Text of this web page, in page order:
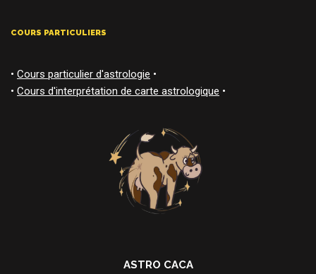
COURS PARTICULIERS
• Cours particulier d'astrologie •
• Cours d'interprétation de carte astrologique •
ASTRO CACA